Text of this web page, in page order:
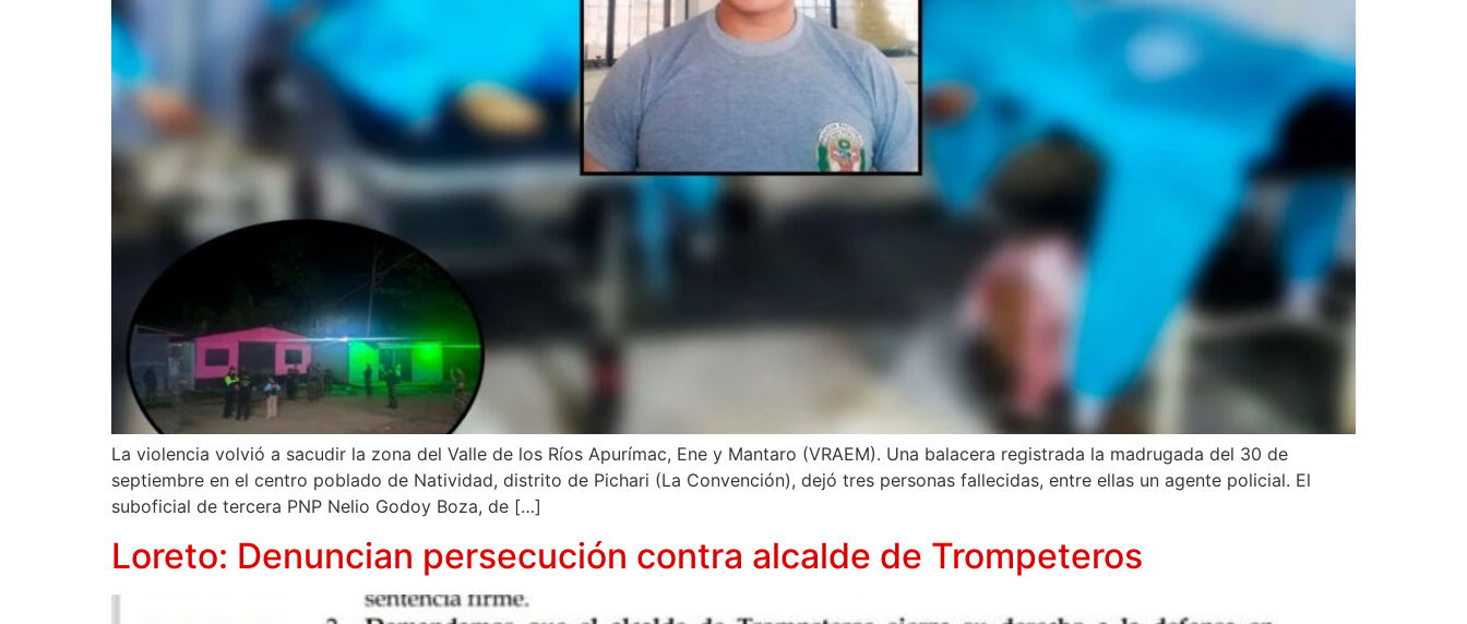
La violencia volvió a sacudir la zona del Valle de los Ríos Apurímac, Ene y Mantaro (VRAEM). Una balacera registrada la madrugada del 30 de
septiembre en el centro poblado de Natividad, distrito de Pichari (La Convención), dejó tres personas fallecidas, entre ellas un agente policial. El
suboficial de tercera PNP Nelio Godoy Boza, de […]
Loreto: Denuncian persecución contra alcalde de Trompeteros